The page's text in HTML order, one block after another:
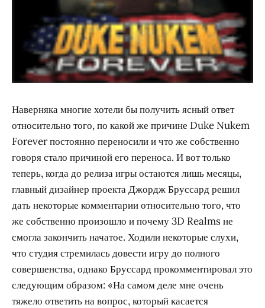
Наверняка многие хотели бы получить ясный ответ
относительно того, по какой же причине Duke Nukem
Forever постоянно переносили и что же собственно
говоря стало причиной его переноса. И вот только
теперь, когда до релиза игры остаются лишь месяцы,
главный дизайнер проекта Джордж Бруссард решил
дать некоторые комментарии относительно того, что
же собственно произошло и почему 3D Realms не
смогла закончить начатое. Ходили некоторые слухи,
что студия стремилась довести игру до полного
совершенства, однако Бруссард прокомментировал это
следующим образом: «На самом деле мне очень
тяжело ответить на вопрос, который касается